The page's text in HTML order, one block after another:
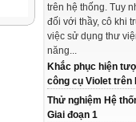
trên hệ thống. Tuy
đối với thầy, cô khi
việc sử dụng thư
năng...
Khắc phục hiện
công cụ Violet trên
Thử nghiệm Hệ
Giai đoạn 1